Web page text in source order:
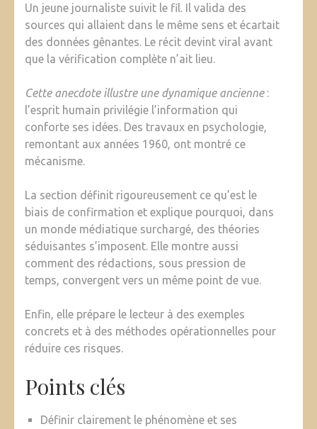
Un jeune journaliste suivit le fil. Il valida des
sources qui allaient dans le même sens et écartait
des données gênantes. Le récit devint viral avant
que la vérification complète n’ait lieu.
Cette anecdote illustre une dynamique ancienne:
l’esprit humain privilégie l’information qui
conforte ses idées. Des travaux en psychologie,
remontant aux années 1960, ont montré ce
mécanisme.
La section définit rigoureusement ce qu’est le
biais de confirmation et explique pourquoi, dans
un monde médiatique surchargé, des théories
séduisantes s’imposent. Elle montre aussi
comment des rédactions, sous pression de
temps, convergent vers un même point de vue.
Enfin, elle prépare le lecteur à des exemples
concrets et à des méthodes opérationnelles pour
réduire ces risques.
Points clés
Définir clairement le phénomène et ses